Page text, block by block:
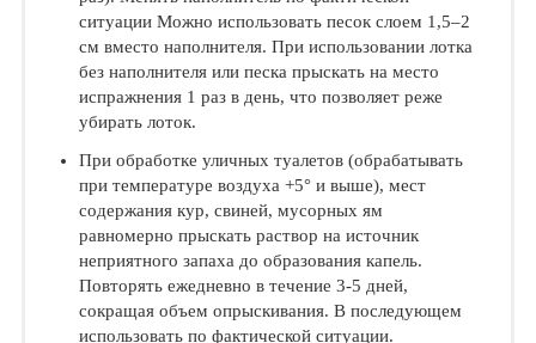
ситуации Можно использовать песок слоем 1,5–2
см вместо наполнителя. При использовании лотка
без наполнителя или песка прыскать на место
испражнения 1 раз в день, что позволяет реже
убирать лоток.
При обработке уличных туалетов (обрабатывать
при температуре воздуха +5° и выше), мест
содержания кур, свиней, мусорных ям
равномерно прыскать раствор на источник
неприятного запаха до образования капель.
Повторять ежедневно в течение 3-5 дней,
сокращая объем опрыскивания. В последующем
использовать по фактической ситуации.